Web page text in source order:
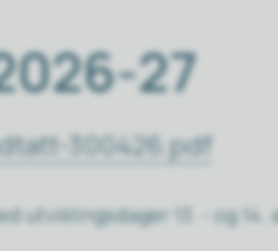
27
300426.pdf
13. - og 14.